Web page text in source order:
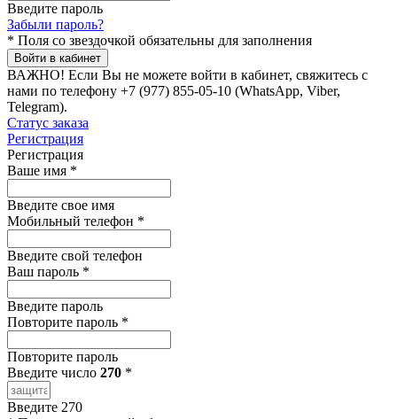
Введите пароль
Забыли пароль?
* Поля со звездочкой обязательны для заполнения
Войти в кабинет
ВАЖНО! Если Вы не можете войти в кабинет, свяжитесь с
нами по телефону +7 (977) 855-05-10 (WhatsApp, Viber,
Telegram).
Статус заказа
Регистрация
Регистрация
Ваше имя *
Введите свое имя
Мобильный телефон *
Введите свой телефон
Ваш пароль *
Введите пароль
Повторите пароль *
Повторите пароль
Введите число 270 *
Введите 270